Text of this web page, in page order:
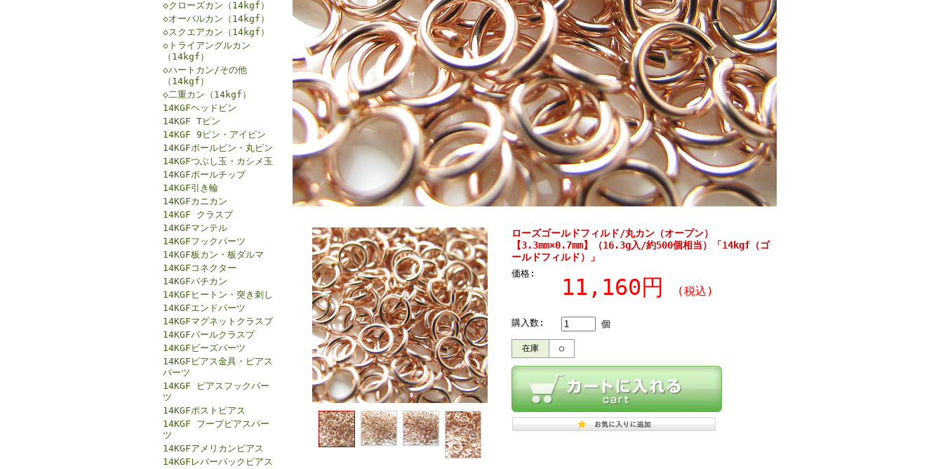
◇クローズカン（14kgf）
◇オーバルカン（14kgf）
◇スクエアカン（14kgf）
◇トライアングルカン
（14kgf）
◇ハートカン/その他
（14kgf）
◇二重カン（14kgf）
14KGFヘッドピン
14KGF Tピン
14KGF 9ピン・アイピン
14KGFボールピン・丸ピン
14KGFつぶし玉・カシメ玉
14KGFボールチップ
14KGF引き輪
14KGFカニカン
14KGF クラスプ
14KGFマンテル
14KGFフックパーツ
14KGF板カン・板ダルマ
14KGFコネクター
14KGFバチカン
14KGFヒートン・突き刺し
14KGFエンドパーツ
14KGFマグネットクラスプ
14KGFパールクラスプ
14KGFビーズパーツ
14KGFピアス金具・ピアス
パーツ
14KGF ピアスフックパー
ツ
14KGFポストピアス
14KGF フープピアスパー
ツ
14KGFアメリカンピアス
14KGFレバーバックピアス
ローズゴールドフィルド/丸カン（オープン）
【3.3mm×0.7mm】（16.3g入/約500個相当）「14kgf（ゴ
ールドフィルド）」
価格:
11,160円 (税込)
購入数: 個
在庫 ○